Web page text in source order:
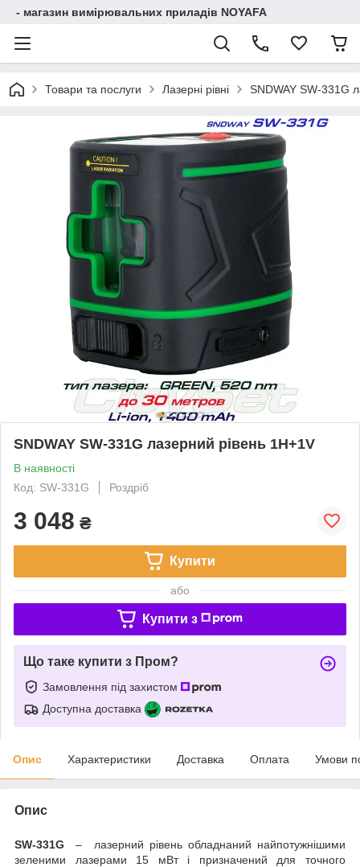
- магазин вимірювальних приладів NOYAFA
Товари та послуги Лазерні рівні SNDWAY SW-331G
SNDWAY SW-331G лазерний рівень 1H+1V
В наявності
Код: SW-331G
Роздріб
3 048 ₴
Купити
або
Купити з
Що таке купити з Пром?
Замовлення під захистом
Доступна доставка
Опис Характеристики Доставка Оплата Умови
Опис
SW-331G – лазерний рівень обладнаний найпотужнішими
зеленими лазерами 15 мВт і призначений для точного